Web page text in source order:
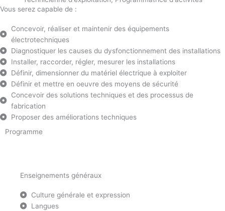
Vous serez capable de :
Concevoir, réaliser et maintenir des équipements
électrotechniques
Diagnostiquer les causes du dysfonctionnement des installations
Installer, raccorder, régler, mesurer les installations
Définir, dimensionner du matériel électrique à exploiter
Définir et mettre en oeuvre des moyens de sécurité
Concevoir des solutions techniques et des processus de
fabrication
Proposer des améliorations techniques
Programme
Enseignements généraux
Culture générale et expression
Langues